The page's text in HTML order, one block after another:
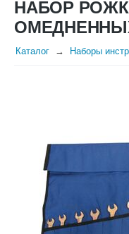
НАБОР
Каталог Наборы